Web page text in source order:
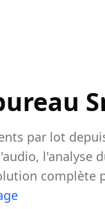
par lot
l'analyse
complète